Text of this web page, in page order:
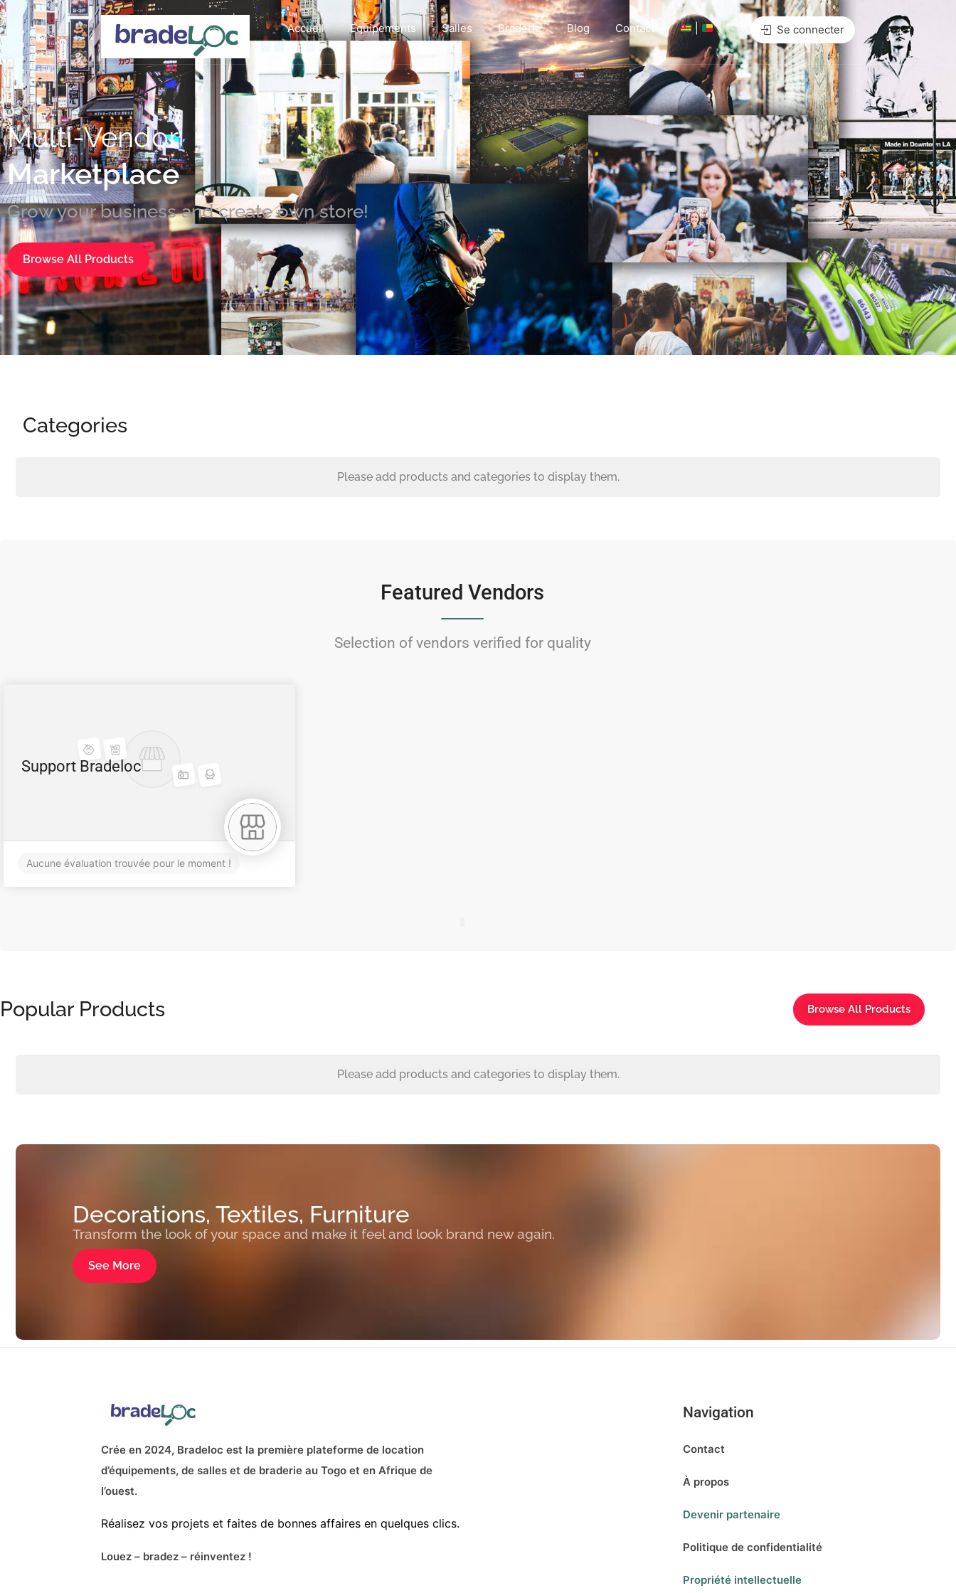
Accueil Equipements Salles Braderie Blog Contact | Se connecter
Multi-Vendor
Marketplace
Grow your business and create ownstore!
Browse All Products
Categories
Please add products and categories to display them.
Featured Vendors
Selection of vendors verified for quality
Support Bradeloc
Aucune évaluation trouvée pour le moment !
Popular Products Browse All Products
Please add products and categories to display them.
Decorations, Textiles, Furniture
Transform the look of your space and make it feel and look brand new again.
See More
Crée en 2024, Bradeloc est la première plateforme de location
d’équipements, de salles et de braderie au Togo et en Afrique de
l’ouest.
Réalisez vos projets et faites de bonnes affaires en quelques clics.
Louez – bradez – réinventez !
Navigation
Contact
À propos
Devenir partenaire
Politique de confidentialité
Propriété intellectuelle